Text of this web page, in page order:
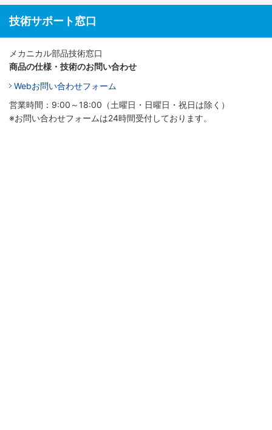
技術サポート窓口
メカニカル部品技術窓口
商品の仕様・技術のお問い合わせ
Webお問い合わせフォーム
営業時間：9:00～18:00（土曜日・日曜日・祝日は除く）
※お問い合わせフォームは24時間受付しております。